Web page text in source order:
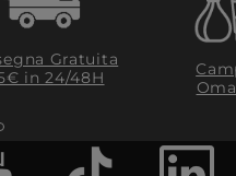
Gratuita
in 24/48H